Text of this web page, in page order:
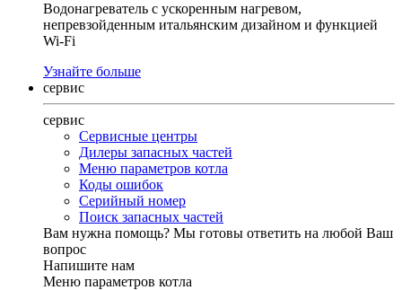
Водонагреватель с ускоренным нагревом,
непревзойденным итальянским дизайном и функцией
Wi-Fi
Узнайте больше
сервис
сервис
Сервисные центры
Дилеры запасных частей
Меню параметров котла
Коды ошибок
Серийный номер
Поиск запасных частей
Вам нужна помощь? Мы готовы ответить на любой Ваш
вопрос
Напишите нам
Меню параметров котла